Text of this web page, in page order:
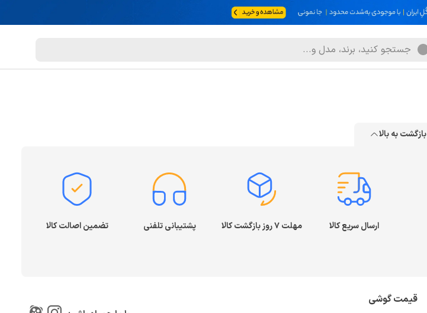
بازگشت به بالا
ارسال سریع کالا مهلت ۷ روز بازگشت کالا پشتیبانی تلفنی تضمین اصالت کالا
قیمت گوشی